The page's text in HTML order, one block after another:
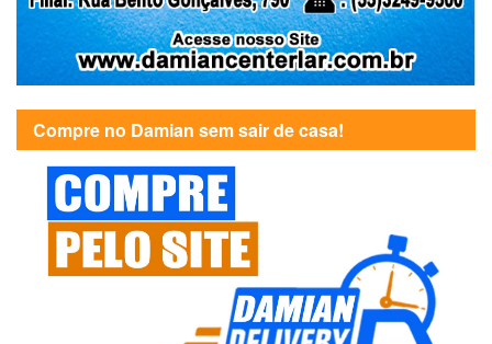
Compre no Damian sem sair de casa!